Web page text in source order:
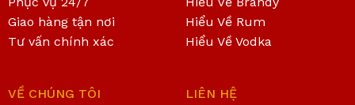
Giao hàng tận nơi
Tư vấn chính xác
Hiểu Về Rum
Hiểu Về Vodka
VỀ CHÚNG TÔI
LIÊN HỆ